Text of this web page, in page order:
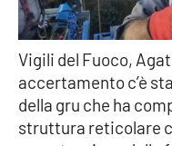
Imprese Di Calabria
Le perfidie di
Venti di
Vigili del Fuoco,
accertamento c’è
della gru che ha
struttura reticolare